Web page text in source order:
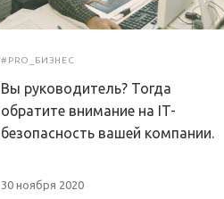
#PRO_БИЗНЕС
Вы руководитель? Тогда
обратите внимание на IT-
безопасность вашей компании.
30 ноября 2020